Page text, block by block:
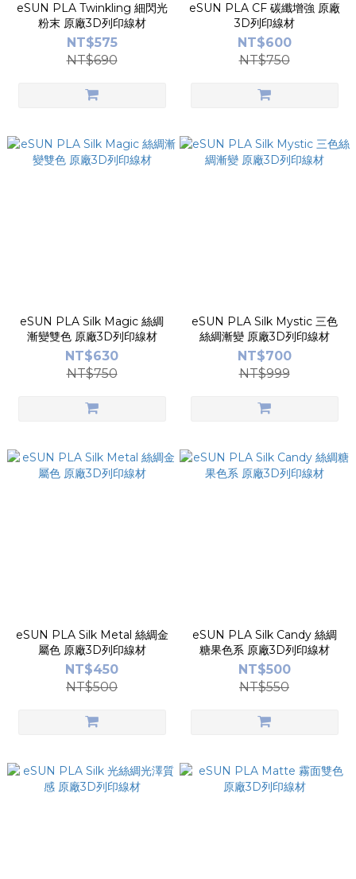
eSUN PLA Twinkling 細閃光
粉末 原廠3D列印線材
NT$575
NT$690
eSUN PLA CF 碳纖增強 原廠
3D列印線材
NT$600
NT$750
eSUN PLA Silk Magic 絲綢
漸變雙色 原廠3D列印線材
NT$630
NT$750
eSUN PLA Silk Mystic 三色
絲綢漸變 原廠3D列印線材
NT$700
NT$999
eSUN PLA Silk Metal 絲綢金
屬色 原廠3D列印線材
NT$450
NT$500
eSUN PLA Silk Candy 絲綢
糖果色系 原廠3D列印線材
NT$500
NT$550